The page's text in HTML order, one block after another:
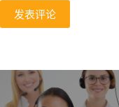
发表评论